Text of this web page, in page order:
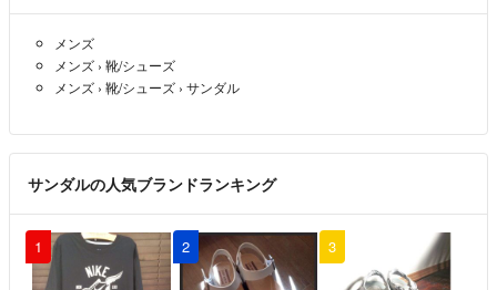
メンズ
メンズ › 靴/シューズ
メンズ › 靴/シューズ › サンダル
サンダルの人気ブランドランキング
1 2 3